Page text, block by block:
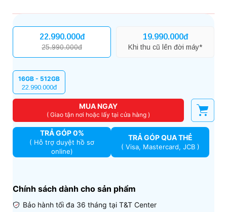
22.990.000đ
25.990.000đ
19.990.000đ
Khi thu cũ lên đời máy*
16GB - 512GB
22.990.000đ
MUA NGAY
( Giao tận nơi hoặc lấy tại cửa hàng )
TRẢ GÓP 0%
( Hỗ trợ duyệt hồ sơ
online)
TRẢ GÓP QUA THẺ
( Visa, Mastercard, JCB )
Chính sách dành cho sản phẩm
Bảo hành tối đa 36 tháng tại T&T Center